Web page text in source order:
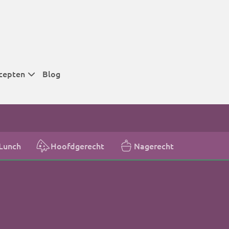
tijden
tijden
Blog
Hoofdgerecht Nagerecht